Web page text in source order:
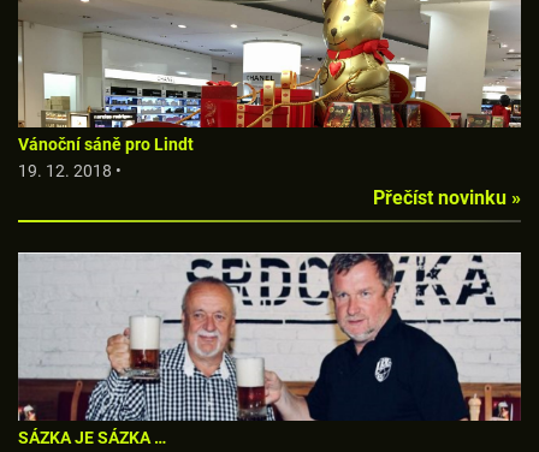
Vánoční sáně pro Lindt
19. 12. 2018 •
Přečíst novinku »
SÁZKA JE SÁZKA …